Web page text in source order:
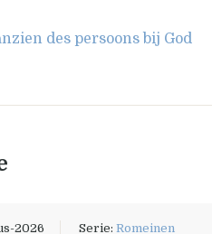
des persoons bij God
2026 Serie:Romeinen